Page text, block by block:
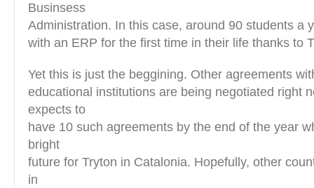
Businsess
Administration. In this case, around 90 students a
with an ERP for the first time in their life thanks to
Yet this is just the beggining. Other agreements
educational institutions are being negotiated right
expects to
have 10 such agreements by the end of the year
bright
future for Tryton in Catalonia. Hopefully, other
in